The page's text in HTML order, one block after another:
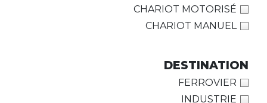
CHARIOT MOTORISÉ
CHARIOT MANUEL
DESTINATION
FERROVIER
INDUSTRIE